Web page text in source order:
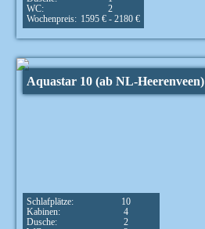
WC:
2
Wochenpreis: 1595 € - 2180 €
Aquastar 10 (ab NL-Heerenveen)
Schlafplätze:
10
Kabinen:
4
Dusche:
2